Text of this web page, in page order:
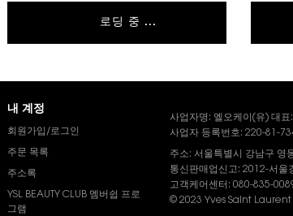
로딩 중 ...
내 계정
회원가입/로그인
주문 목록
주소록
YSL BEAUTY CLUB 멤버쉽 프로
그램
사업자명: 엘오케이(유) 대
사업자 등록번호: 220-81-
주소: 서울특별시 강남구 영
통신판매업신고: 2012-서울
고객케어센터: 080-835-
© 2023 Yves Saint